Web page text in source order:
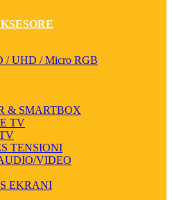
/ UHD / Micro RGB
& SMARTBOX
TV
TENSIONI
VIDEO
EKRANI